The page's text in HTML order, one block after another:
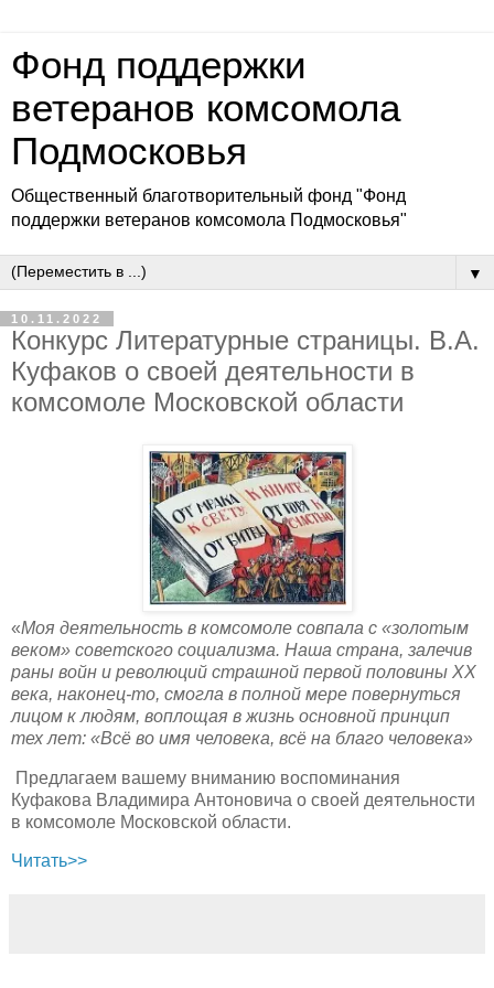
Фонд поддержки
ветеранов комсомола
Подмосковья
Общественный благотворительный фонд "Фонд
поддержки ветеранов комсомола Подмосковья"
▼
10.11.2022
Конкурс Литературные страницы. В.А.
Куфаков о своей деятельности в
комсомоле Московской области
«Моя деятельность в комсомоле совпала с «золотым
веком» советского социализма. Наша страна, залечив
раны войн и революций страшной первой половины ХХ
века, наконец-то, смогла в полной мере повернуться
лицом к людям, воплощая в жизнь основной принцип
тех лет: «Всё во имя человека, всё на благо человека»
Предлагаем вашему вниманию воспоминания
Куфакова Владимира Антоновича о своей деятельности
в комсомоле Московской области.
Читать>>